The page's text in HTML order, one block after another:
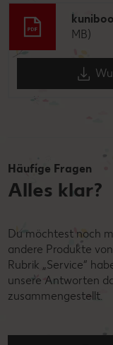
MB)
Häufige Fragen
Alles klar?
Du möchtest noch
andere Produkte
Rubrik „Service“
unsere Antworten
zusammengestellt.